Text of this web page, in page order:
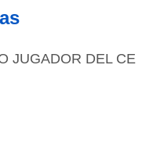
JUGADOR DEL CE